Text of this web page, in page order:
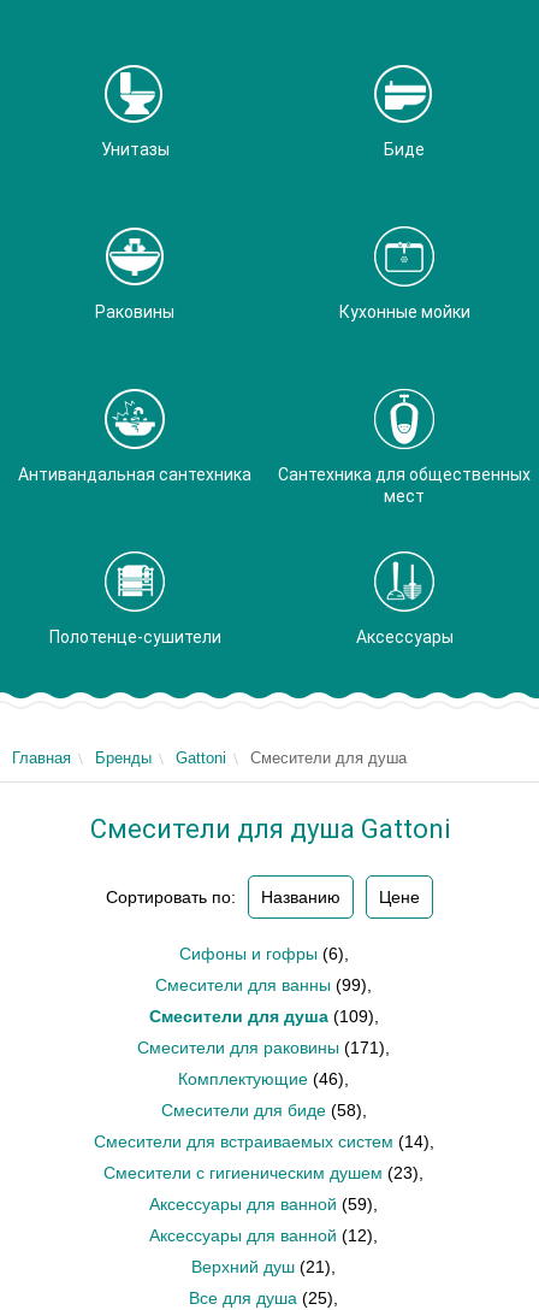
Унитазы Биде
Раковины Кухонные мойки
Антивандальная сантехника
Сантехника для общественных
мест
Полотенце-сушители Аксессуары
Главная Бренды Gattoni Смесители для душа
Смесители для душа Gattoni
Сортировать по: Названию Цене
Сифоны и гофры (6)
Смесители для ванны (99)
Смесители для душа (109)
Смесители для раковины (171)
Комплектующие (46)
Смесители для биде (58)
Смесители для встраиваемых систем (14)
Смесители с гигиеническим душем (23)
Аксессуары для ванной (59)
Аксессуары для ванной (12)
Верхний душ (21)
Все для душа (25)